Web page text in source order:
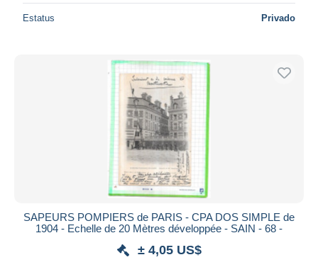
Estatus Privado
SAPEURS POMPIERS de PARIS - CPA DOS SIMPLE de
1904 - Echelle de 20 Mètres développée - SAIN - 68 -
± 4,05 US$